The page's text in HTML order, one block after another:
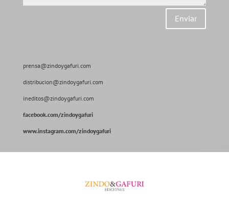
Enviar
prensa@zindoygafuri.com
distribucion@zindoygafuri.com
ineditos@zindoygafuri.com
facebook.com/zindoygafuri
www.instagram.com/zindoygafuri